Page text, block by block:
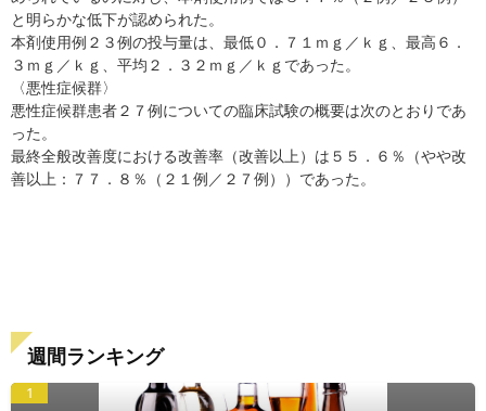
と明らかな低下が認められた。
本剤使用例２３例の投与量は、最低０．７１ｍｇ／ｋｇ、最高６．
３ｍｇ／ｋｇ、平均２．３２ｍｇ／ｋｇであった。
〈悪性症候群〉
悪性症候群患者２７例についての臨床試験の概要は次のとおりであ
った。
最終全般改善度における改善率（改善以上）は５５．６％（やや改
善以上：７７．８％（２１例／２７例））であった。
週間ランキング
1